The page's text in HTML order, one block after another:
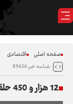
صفحه اصلی اقتصادی
شناسه خبر:89656
12 هزار و 450 حلقه لاستیک در کردستان توزیع شد